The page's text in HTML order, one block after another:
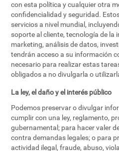
con esta política y cualquier otra
confidencialidad y seguridad.
servicios a nivel mundial,
soporte al cliente, tecnología de la
marketing, análisis de datos,
tendrán acceso a su información
necesario para realizar estas
obligados a no divulgarla o
La ley, el daño y el interés público
Podemos preservar o divulgar
cumplir con una ley, reglamento,
gubernamental; para hacer valer
contra demandas legales; o para
actividad ilegal, fraude, abuso,